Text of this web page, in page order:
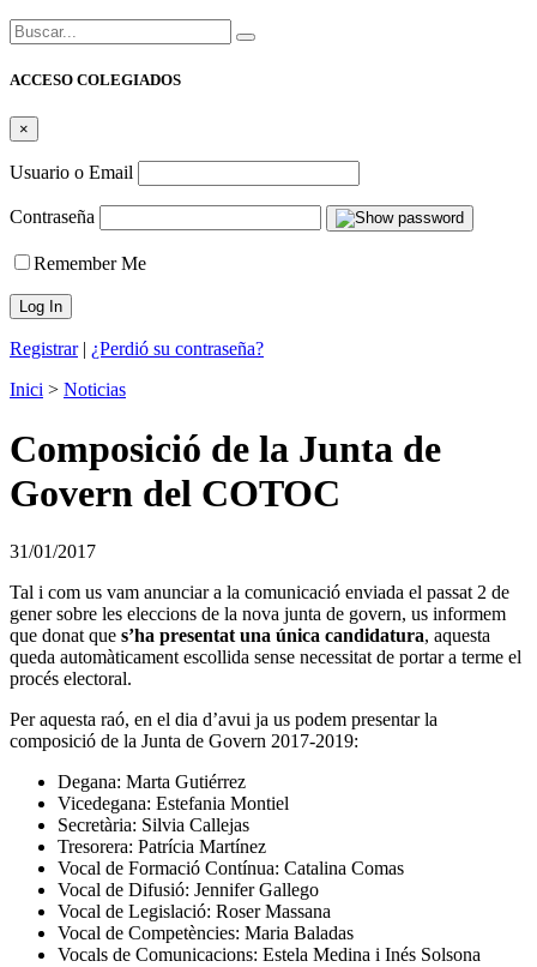
Buscar:
ACCESO COLEGIADOS
×
Usuario o Email
Contraseña
Remember Me
Registrar| ¿Perdió su contraseña?
Inici > Noticias
Composició de la Junta de
Govern del COTOC
31/01/2017
Tal i com us vam anunciar a la comunicació enviada el passat 2 de
gener sobre les eleccions de la nova junta de govern, us informem
que donat que s’ha presentat una única candidatura, aquesta
queda automàticament escollida sense necessitat de portar a terme el
procés electoral.
Per aquesta raó, en el dia d’avui ja us podem presentar la
composició de la Junta de Govern 2017-2019:
Degana: Marta Gutiérrez
Vicedegana: Estefania Montiel
Secretària: Silvia Callejas
Tresorera: Patrícia Martínez
Vocal de Formació Contínua: Catalina Comas
Vocal de Difusió: Jennifer Gallego
Vocal de Legislació: Roser Massana
Vocal de Competències: Maria Baladas
Vocals de Comunicacions: Estela Medina i Inés Solsona